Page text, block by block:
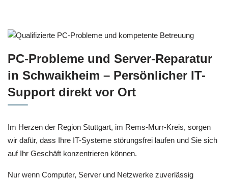
PC-Probleme und Server-Reparatur
in Schwaikheim – Persönlicher IT-
Support direkt vor Ort
Im Herzen der Region Stuttgart, im Rems-Murr-Kreis, sorgen
wir dafür, dass Ihre IT-Systeme störungsfrei laufen und Sie sich
auf Ihr Geschäft konzentrieren können.
Nur wenn Computer, Server und Netzwerke zuverlässig